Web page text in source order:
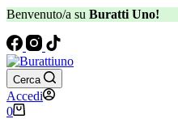
Benvenuto/a su Buratti Uno!
Cerca
Accedi
0